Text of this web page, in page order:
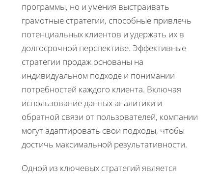
программы, но и умения выстраивать
грамотные стратегии, способные привлечь
потенциальных клиентов и удержать их в
долгосрочной перспективе. Эффективные
стратегии продаж основаны на
индивидуальном подходе и понимании
потребностей каждого клиента. Включая
использование данных аналитики и
обратной связи от пользователей, компании
могут адаптировать свои подходы, чтобы
достичь максимальной результативности.
Одной из ключевых стратегий является